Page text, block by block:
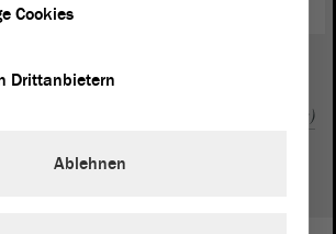
(PDF, 456 KByte)
KByte)
044stzg.pdf (PDF, 1,90 MByte)
Cookies
Drittanbietern
Ablehnen